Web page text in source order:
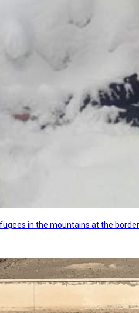
in the mountains at the